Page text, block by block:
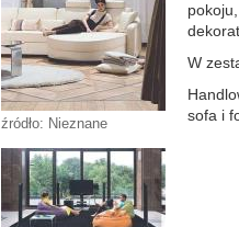
źródło: Nieznane
W
sofa i